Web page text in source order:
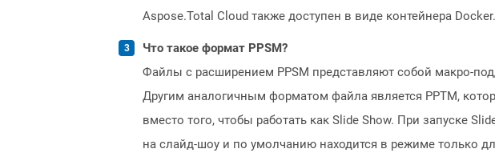
Aspose.Total Cloud также доступен в виде контейнера
Что такое формат PPSM?
Файлы с расширением PPSM представляют собой макро-
Другим аналогичным форматом файла является PPTM,
вместо того, чтобы работать как Slide Show. При запуске
на слайд-шоу и по умолчанию находится в режиме только